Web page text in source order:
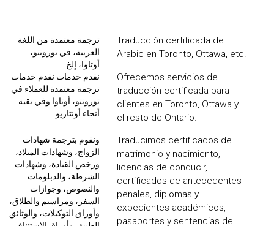
ترجمة معتمدة من اللغة
العربية، في تورونتو،
أوتاوا، إلخ
Traducción certificada de
Arabic en Toronto, Ottawa, etc.
نقدم خدمات نقدم خدمات
ترجمة معتمدة للعملاء في
تورونتو، أوتاوا وفي بقية
أنحاء أونتاريو
Ofrecemos servicios de
traducción certificada para
clientes en Toronto, Ottawa y
el resto de Ontario.
ونقوم بترجمة شهادات
الزواج، وشهادات الميلاد،
ورخص القيادة، وشهادات
الشرطة، والدبلومات
والنصوص، وجوازات
السفر، ومراسيم والطلاق،
وأوراق التوكيلات، والوثائق
Traducimos certificados de
matrimonio y nacimiento,
licencias de conducir,
certificados de antecedentes
penales, diplomas y
expedientes académicos,
pasaportes y sentencias de